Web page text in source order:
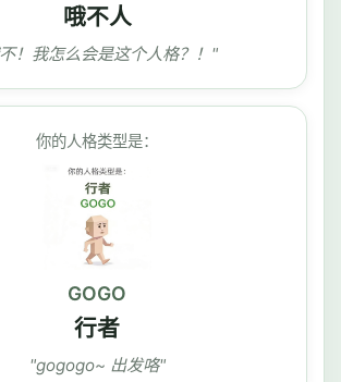
哦不人
！我怎么会是这个人格？！"
你的人格类型是：
GOGO
行者
"gogogo~ 出发咯"